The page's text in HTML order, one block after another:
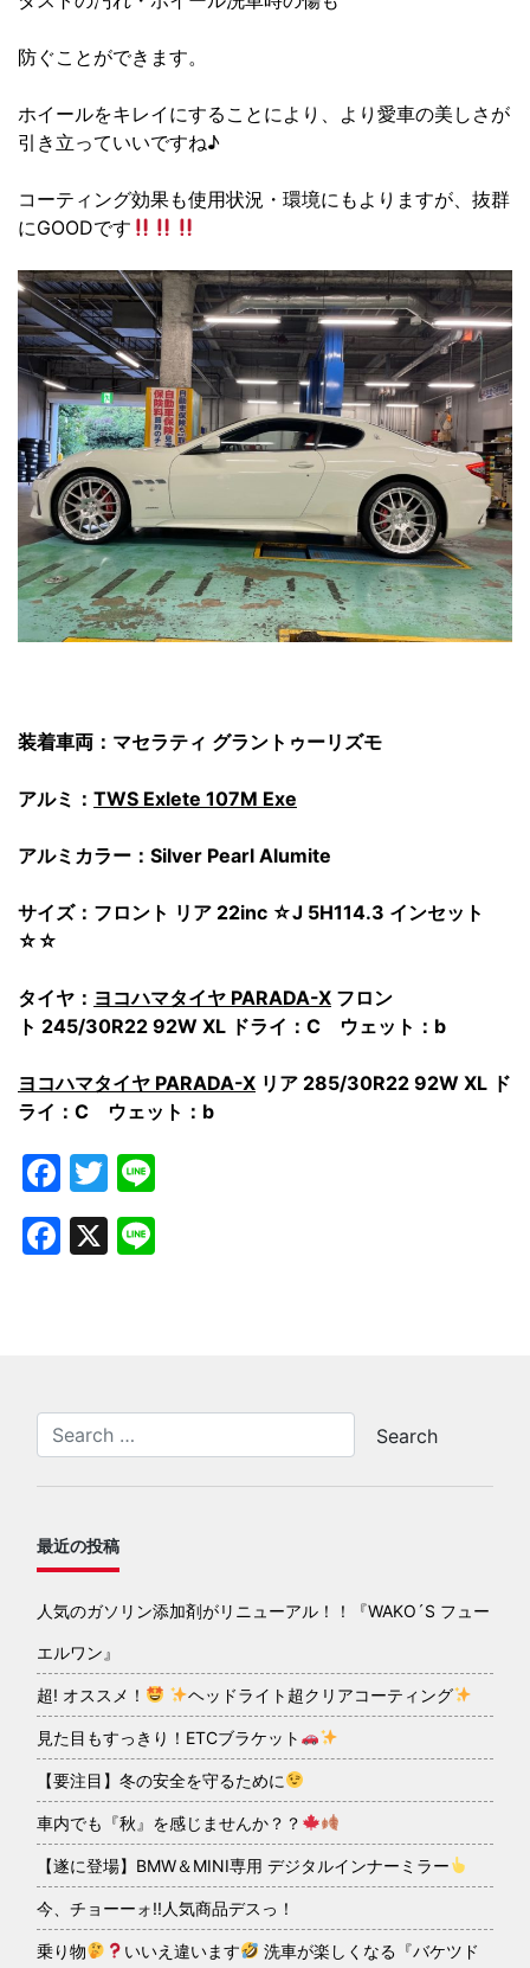
防ぐことができます。
ホイールをキレイにすることにより、より愛車の美しさが
引き立っていいですね♪
コーティング効果も使用状況・環境にもよりますが、抜群
にGOODです
装着車両：マセラティ グラントゥーリズモ
アルミ： TWS Exlete 107M Exe
アルミカラー：Silver Pearl Alumite
サイズ：フロント リア 22inc ☆J 5H114.3 インセット
☆☆
タイヤ： ヨコハマタイヤ PARADA-X フロン
ト 245/30R22 92W XL ドライ：C ウェット：b
ヨコハマタイヤ PARADA-X リア 285/30R22 92W XL ド
ライ：C ウェット：b
Facebook
Twitter
Facebook
X
最近の投稿
人気のガソリン添加剤がリニューアル！！『WAKO´S フュー
エルワン』
超! オススメ！ ヘッドライト超クリアコーティング
見た目もすっきり！ETCブラケット
【要注目】冬の安全を守るために
車内でも『秋』を感じませんか？？
【遂に登場】BMW＆MINI専用 デジタルインナーミラー
今、チョーーォ!!人気商品デスっ！
乗り物 いいえ違います 洗車が楽しくなる『バケツド